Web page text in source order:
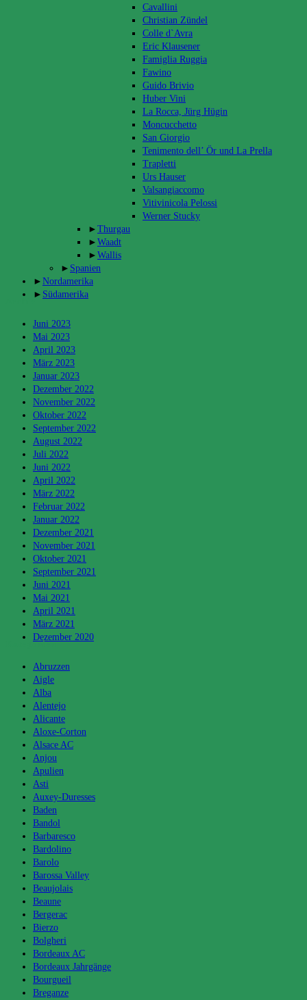
Cavallini
Christian Zündel
Colle d`Avra
Eric Klausener
Famiglia Ruggia
Fawino
Guido Brivio
Huber Vini
La Rocca, Jürg Hügin
Moncucchetto
San Giorgio
Tenimento dell’ Ör und La Prella
Trapletti
Urs Hauser
Valsangiaccomo
Vitivinicola Pelossi
Werner Stucky
► Thurgau
► Waadt
► Wallis
► Spanien
► Nordamerika
► Südamerika
Juni 2023
Mai 2023
April 2023
März 2023
Januar 2023
Dezember 2022
November 2022
Oktober 2022
September 2022
August 2022
Juli 2022
Juni 2022
April 2022
März 2022
Februar 2022
Januar 2022
Dezember 2021
November 2021
Oktober 2021
September 2021
Juni 2021
Mai 2021
April 2021
März 2021
Dezember 2020
Kategorien
Abruzzen
Aigle
Alba
Alentejo
Alicante
Aloxe-Corton
Alsace AC
Anjou
Apulien
Asti
Auxey-Duresses
Baden
Bandol
Barbaresco
Bardolino
Barolo
Barossa Valley
Beaujolais
Beaune
Bergerac
Bierzo
Bolgheri
Bordeaux AC
Bordeaux Jahrgänge
Bourgueil
Breganze